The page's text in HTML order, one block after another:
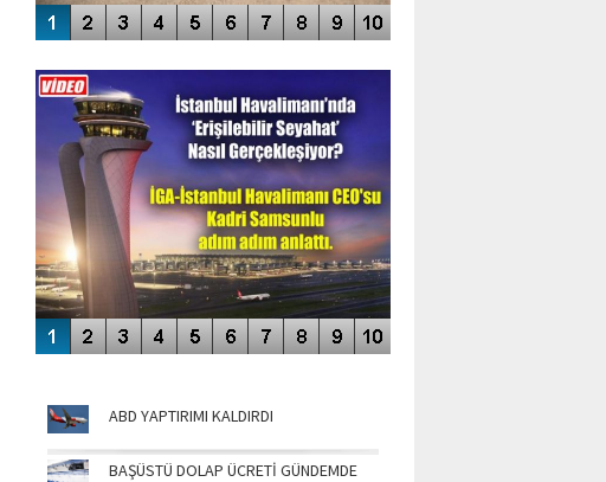
ENGELLERİN AŞILDIĞI HAVALİMANI
ABD YAPTIRIMI KALDIRDI
BAŞÜSTÜ DOLAP ÜCRETİ GÜNDEMDE